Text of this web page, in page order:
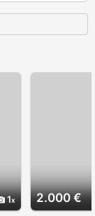
1 2.000 €